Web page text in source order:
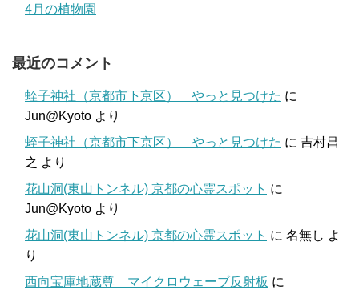
4月の植物園
最近のコメント
蛭子神社（京都市下京区） やっと見つけた に
Jun@Kyoto より
蛭子神社（京都市下京区） やっと見つけた に 吉村昌
之 より
花山洞(東山トンネル) 京都の心霊スポット に
Jun@Kyoto より
花山洞(東山トンネル) 京都の心霊スポット に 名無し よ
り
西向宝庫地蔵尊 マイクロウェーブ反射板 に